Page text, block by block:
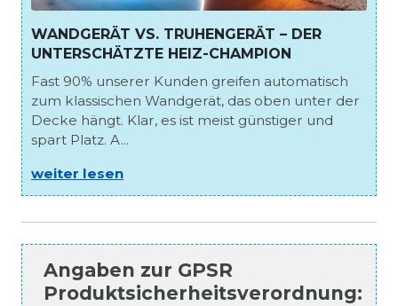
WANDGERÄT VS. TRUHENGERÄT – DER
UNTERSCHÄTZTE HEIZ-CHAMPION
Fast 90% unserer Kunden greifen automatisch
zum klassischen Wandgerät, das oben unter der
Decke hängt. Klar, es ist meist günstiger und
spart Platz. A...
weiter lesen
Angaben zur GPSR
Produktsicherheitsverordnung: